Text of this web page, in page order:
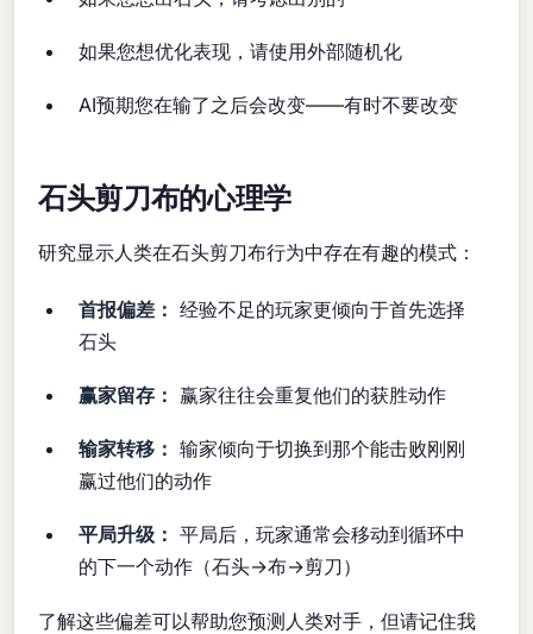
如果您想优化表现，请使用外部随机化
AI预期您在输了之后会改变——有时不要改变
石头剪刀布的心理学
研究显示人类在石头剪刀布行为中存在有趣的模式：
首报偏差： 经验不足的玩家更倾向于首先选择
石头
赢家留存： 赢家往往会重复他们的获胜动作
输家转移： 输家倾向于切换到那个能击败刚刚
赢过他们的动作
平局升级： 平局后，玩家通常会移动到循环中
的下一个动作（石头→布→剪刀）
了解这些偏差可以帮助您预测人类对手，但请记住我